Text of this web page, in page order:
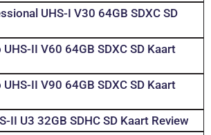
UHS-I V30 64GB SDXC SD
II V60 64GB SDXC SD Kaart
II V90 64GB SDXC SD Kaart
II U3 32GB SDHC SD Kaart Review